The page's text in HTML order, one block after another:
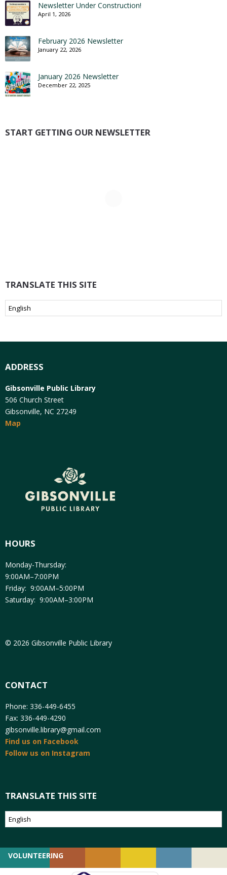
Newsletter Under Construction!
April 1, 2026
February 2026 Newsletter
January 22, 2026
January 2026 Newsletter
December 22, 2025
START GETTING OUR NEWSLETTER
TRANSLATE THIS SITE
ADDRESS
Gibsonville Public Library
506 Church Street
Gibsonville, NC 27249
Map
HOURS
Monday-Thursday:
9:00AM–7:00PM
Friday: 9:00AM–5:00PM
Saturday: 9:00AM–3:00PM
© 2026 Gibsonville Public Library
CONTACT
Phone: 336-449-6455
Fax: 336-449-4290
gibsonville.library@gmail.com
Find us on Facebook
Follow us on Instagram
TRANSLATE THIS SITE
VOLUNTEERING